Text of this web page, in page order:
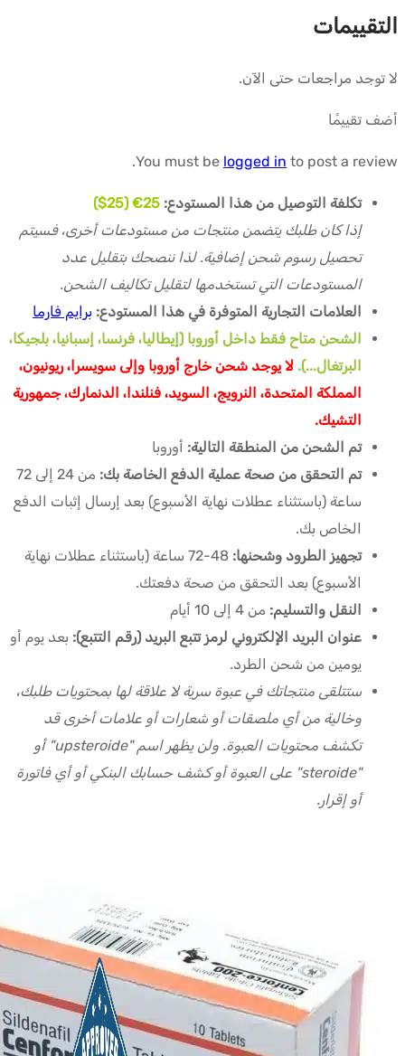
التقييمات
لا توجد مراجعات حتى الآن.
أضف تقييمًا
You must be logged in to post a review.
تكلفة التوصيل من هذا المستودع: 25€ (25$)
إذا كان طلبك يتضمن منتجات من مستودعات أخرى، فسيتم
تحصيل رسوم شحن إضافية. لذا ننصحك بتقليل عدد
المستودعات التي تستخدمها لتقليل تكاليف الشحن.
العلامات التجارية المتوفرة في هذا المستودع: برايم فارما
الشحن متاح فقط داخل أوروبا (إيطاليا، فرنسا، إسبانيا، بلجيكا،
البرتغال...). لا يوجد شحن خارج أوروبا وإلى سويسرا، ريونيون،
المملكة المتحدة، النرويج، السويد، فنلندا، الدنمارك، جمهورية
التشيك.
تم الشحن من المنطقة التالية: أوروبا
تم التحقق من صحة عملية الدفع الخاصة بك:
من 24 إلى 72
ساعة (باستثناء عطلات نهاية الأسبوع) بعد إرسال إثبات الدفع
الخاص بك.
تجهيز الطرود وشحنها:
48-72 ساعة (باستثناء عطلات نهاية
الأسبوع) بعد التحقق من صحة دفعتك.
النقل والتسليم: من 4 إلى 10 أيام
عنوان البريد الإلكتروني لرمز تتبع البريد (رقم التتبع): بعد يوم أو
يومين من شحن الطرد.
ستتلقى منتجاتك في عبوة سرية لا علاقة لها بمحتويات طلبك،
وخالية من أي ملصقات أو شعارات أو علامات أخرى قد
تكشف محتويات العبوة. ولن يظهر اسم "upsteroide" أو
"steroide" على العبوة أو كشف حسابك البنكي أو أي فاتورة
أو إقرار.